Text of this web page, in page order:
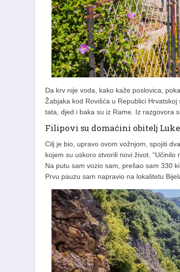
Da krv nije voda, kako kaže poslovica,
Žabjaka kod Rovišća u Republici
tata, djed i baka su iz Rame. Iz razgovora
Filipovi su domaćini obitelj
Cilj je bio, upravo ovom vožnjom, spojiti
kojem su uskoro stvorili novi život.
Na putu sam vozio sam, prešao sam 330
Prvu pauzu sam napravio na lokalitetu